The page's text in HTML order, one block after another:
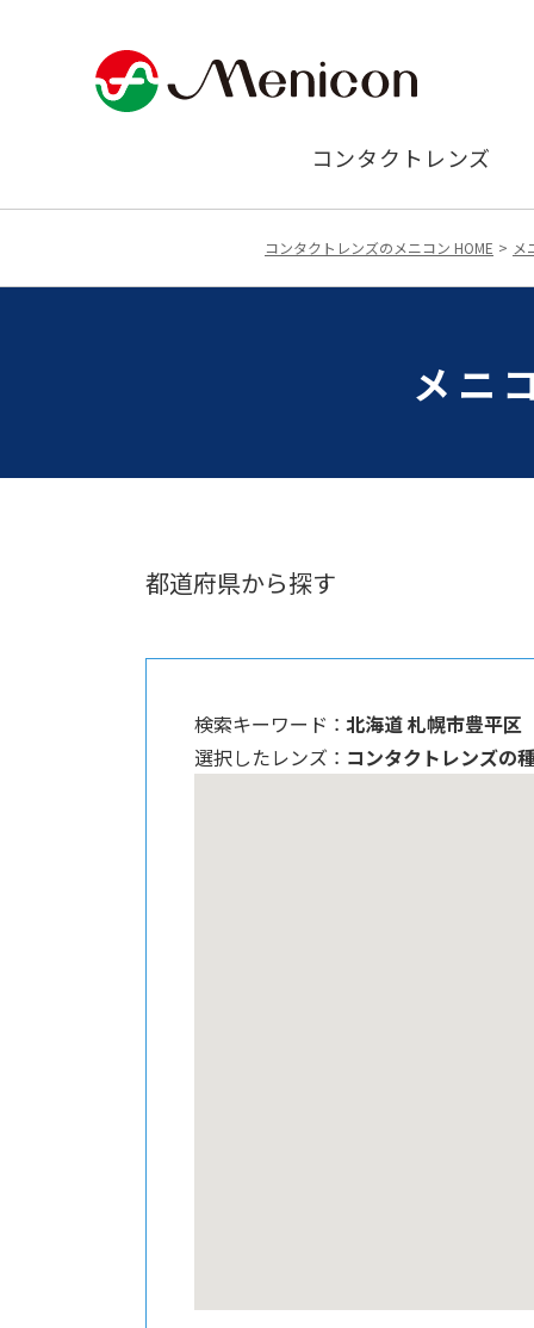
コンタクトレンズ
コンタクトレンズのメニコン HOME メ
メニ
都道府県から探す
検索キーワード ： 北海道 札幌市豊平区
選択したレンズ ： コンタクトレンズの